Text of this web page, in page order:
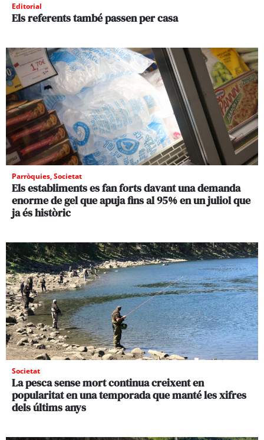
Editorial
Els referents també passen per casa
Parròquies,Societat
Els establiments es fan forts davant una demanda
enorme de gel que apuja fins al 95% en un juliol que
ja és històric
Societat
La pesca sense mort continua creixent en
popularitat en una temporada que manté les xifres
dels últims anys